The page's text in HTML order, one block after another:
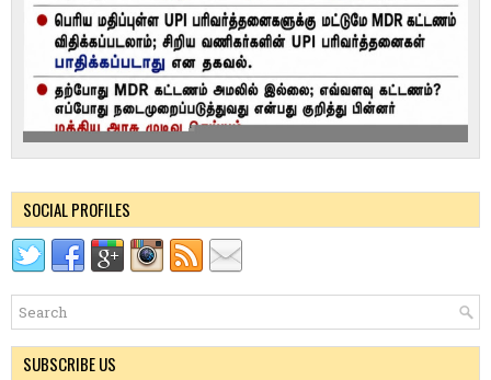
SOCIAL PROFILES
SUBSCRIBE US